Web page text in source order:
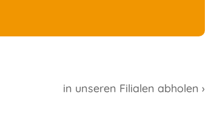
in unseren Filialen abholen ›